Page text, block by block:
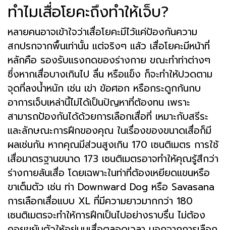
ทำไมเสื่อโยคะถึงทำให้เจ็บ?
หลายคนอาจเข้าใจว่าเสื่อโยคะมีไว้แค่ป้องกันความ
สกปรกจากพื้นเท่านั้น แต่จริงๆ แล้ว เสื่อโยคะมีหน้าที่
หลักคือ รองรับแรงกดของร่างกาย ขณะทำท่าต่างๆ
ซึ่งหากเสื่อบางเกินไป ลื่น หรือแข็ง ก็จะทำให้ปวดตาม
จุดที่ลงน้ำหนัก เช่น เข่า ข้อศอก หรือกระดูกก้นกบ
อาการเจ็บเหล่านี้ไม่ได้เป็นปัญหาที่ต้องทน เพราะ
สามารถป้องกันได้ด้วยการเลือกเสื่อที่ เหมาะกับสรีระ
และลักษณะการฝึกของคุณ ในเรื่องของขนาดเสื่อก็มี
ผลเช่นกัน หากคุณมีส่วนสูงเกิน 170 เซนติเมตร การใช้
เสื่อมาตรฐานขนาด 173 เซนติเมตรอาจทำให้คุณรู้สึกว่า
ร่างกายล้นเสื่อ โดยเฉพาะในท่าที่ต้องเหยียดแขนหรือ
ขาเต็มตัว เช่น ท่า Downward Dog หรือ Savasana
การเลือกเสื่อแบบ XL ที่มีความยาวมากกว่า 180
เซนติเมตรจะทำให้การฝึกเป็นไปอย่างราบรื่น ไม่ต้อง